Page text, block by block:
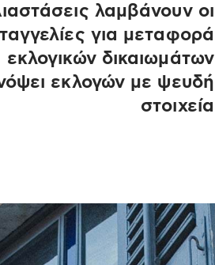
λαμβάνουν οι
για μεταφορά
εκλογικών δικαιωμάτων
εκλογών με ψευδή
στοιχεία